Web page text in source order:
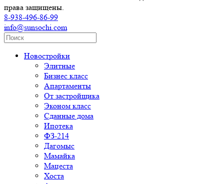
права защищены.
8-938-496-86-99
info@sunsochi.com
Новостройки
Элитные
Бизнес класс
Апартаменты
От застройщика
Эконом класс
Сданные дома
Ипотека
ФЗ-214
Дагомыс
Мамайка
Мацеста
Хоста